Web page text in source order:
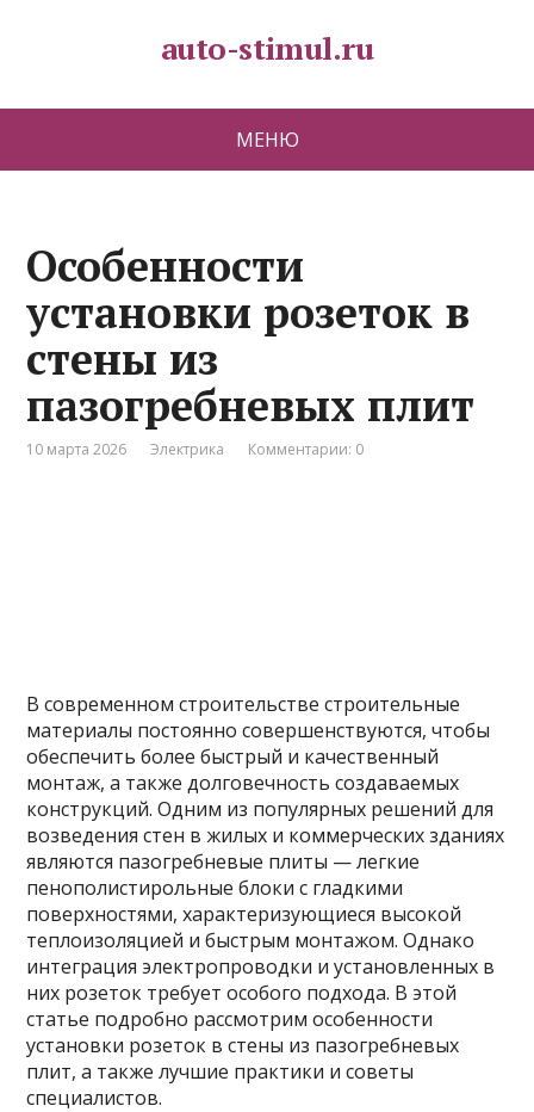
auto-stimul.ru
МЕНЮ
Особенности
установки розеток в
стены из
пазогребневых плит
10 марта 2026 Электрика Комментарии: 0
В современном строительстве строительные
материалы постоянно совершенствуются, чтобы
обеспечить более быстрый и качественный
монтаж, а также долговечность создаваемых
конструкций. Одним из популярных решений для
возведения стен в жилых и коммерческих зданиях
являются пазогребневые плиты — легкие
пенополистирольные блоки с гладкими
поверхностями, характеризующиеся высокой
теплоизоляцией и быстрым монтажом. Однако
интеграция электропроводки и установленных в
них розеток требует особого подхода. В этой
статье подробно рассмотрим особенности
установки розеток в стены из пазогребневых
плит, а также лучшие практики и советы
специалистов.